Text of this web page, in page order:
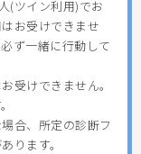
(ツイン利用)でお
お受けできませ
ず一緒に行動して
受けできません。
合、所定の診断フ
ります。